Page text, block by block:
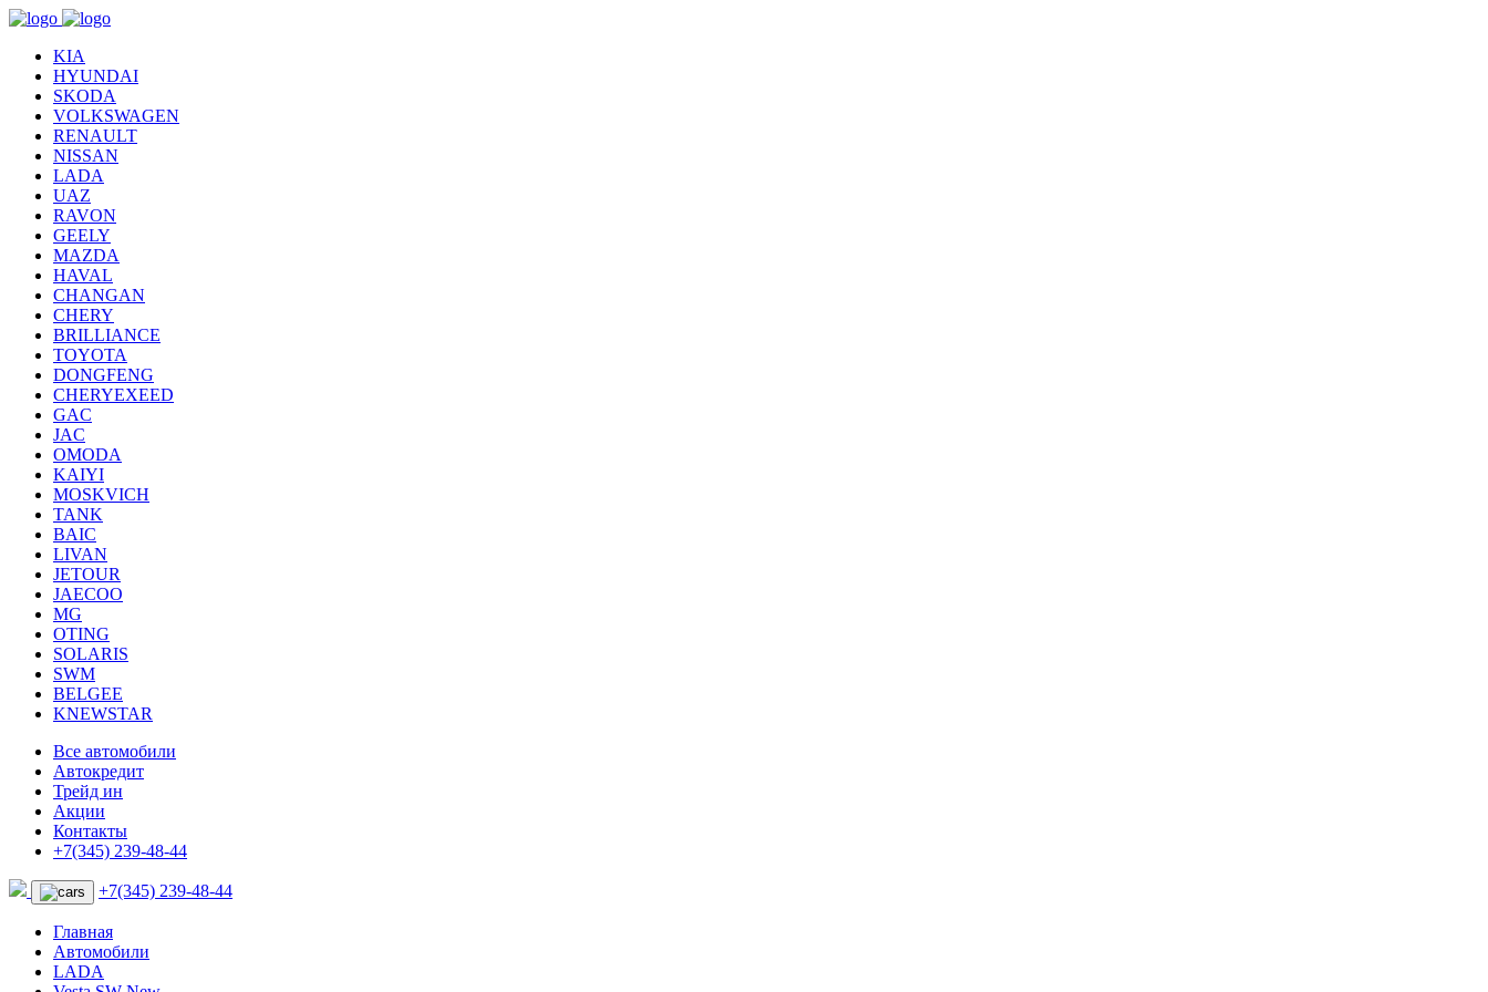
KIA
HYUNDAI
SKODA
VOLKSWAGEN
RENAULT
NISSAN
LADA
UAZ
RAVON
GEELY
MAZDA
HAVAL
CHANGAN
CHERY
BRILLIANCE
TOYOTA
DONGFENG
CHERYEXEED
GAC
JAC
OMODA
KAIYI
MOSKVICH
TANK
BAIC
LIVAN
JETOUR
JAECOO
MG
OTING
SOLARIS
SWM
BELGEE
KNEWSTAR
Все автомобили
Автокредит
Трейд ин
Акции
Контакты
+7(345) 239-48-44
+7(345) 239-48-44
Главная
Автомобили
LADA